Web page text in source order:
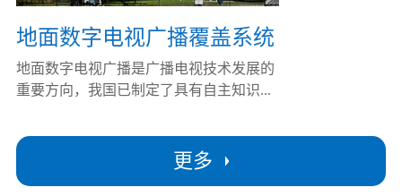
更多
地面数字电视广播覆盖系统
地面数字电视广播是广播电视技术发展的
重要方向，我国已制定了具有自主知识...